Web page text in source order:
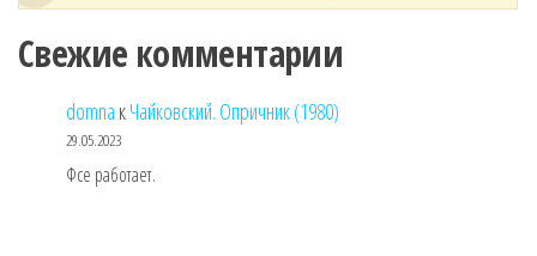
Свежие комментарии
domna кЧайковский. Опричник (1980)
29.05.2023
Фсе работает.